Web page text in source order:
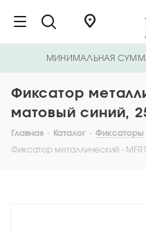
МИНИМАЛЬНАЯ
Фиксатор
матовый синий,
Главная - Каталог - Фиксаторы
Фиксатор металлический -